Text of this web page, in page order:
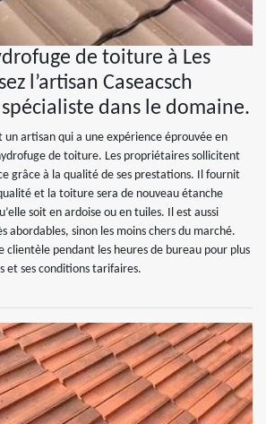
de toiture à Les
l’artisan Caseacsch
dans le domaine.
un artisan qui a une expérience éprouvée en
de toiture. Les propriétaires sollicitent
grâce à la qualité de ses prestations. Il fournit
et la toiture sera de nouveau étanche
soit en ardoise ou en tuiles. Il est aussi
abordables, sinon les moins chers du marché.
clientèle pendant les heures de bureau pour plus
et ses conditions tarifaires.